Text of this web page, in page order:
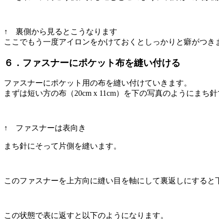
↑ 裏側から見るとこうなります
ここでもう一度アイロンをかけておくとしっかりと癖がつき
６．ファスナーにポケット布を縫い付ける
ファスナーにポケット用の布を縫い付けていきます。
まずは短い方の布（20cm x 11cm）を下の写真のようにまち
↑ ファスナーは表向き
まち針にそって片側を縫います。
このファスナーを上方向に縫い目を軸にして裏返しにすると
この状態で表に返すと以下のようになります。